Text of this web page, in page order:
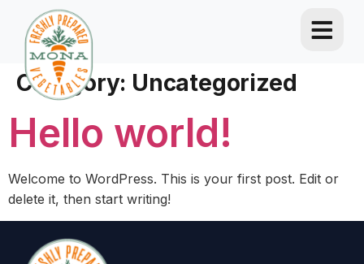
Category: Uncategorized
Hello world!
Welcome to WordPress. This is your first post. Edit or
delete it, then start writing!